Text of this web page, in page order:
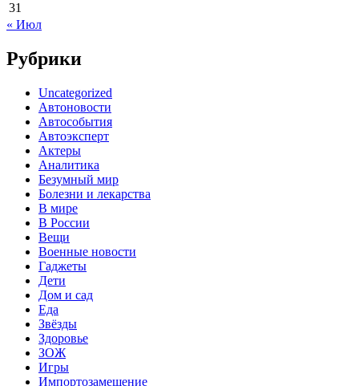
31
« Июл
Рубрики
Uncategorized
Автоновости
Автособытия
Автоэксперт
Актеры
Аналитика
Безумный мир
Болезни и лекарства
В мире
В России
Вещи
Военные новости
Гаджеты
Дети
Дом и сад
Еда
Звёзды
Здоровье
ЗОЖ
Игры
Импортозамещение